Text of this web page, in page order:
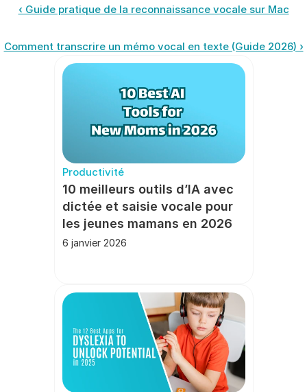
‹ Guide pratique de la reconnaissance vocale sur Mac
Comment transcrire un mémo vocal en texte (Guide 2026) ›
Productivité
10 meilleurs outils d’IA avec
dictée et saisie vocale pour
les jeunes mamans en 2026
6 janvier 2026